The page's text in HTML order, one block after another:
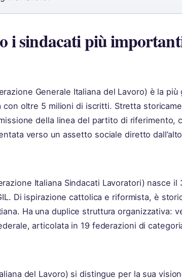
i sindacati più
Generale Italiana del Lavoro) è la
con oltre 5 milioni di iscritti. Stretta
della linea del partito di riferimento,
verso un assetto sociale diretto
Italiana Sindacati Lavoratori) nasce
Di ispirazione cattolica e riformista, è
Ha una duplice struttura organizzativa:
articolata in 19 federazioni di
del Lavoro) si distingue per la sua